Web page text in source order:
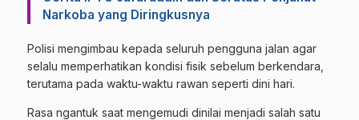
Narkoba yang Diringkusnya
Polisi mengimbau kepada seluruh pengguna jalan agar
selalu memperhatikan kondisi fisik sebelum berkendara,
terutama pada waktu-waktu rawan seperti dini hari.
Rasa ngantuk saat mengemudi dinilai menjadi salah satu